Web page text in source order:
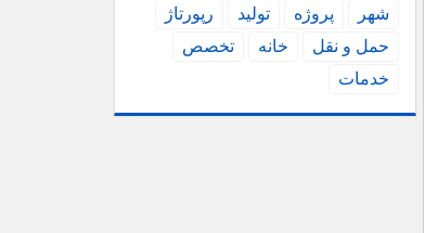
شهر پروژه تولید
رپورتاژ
حمل و نقل
خانه
تخصص
خدمات